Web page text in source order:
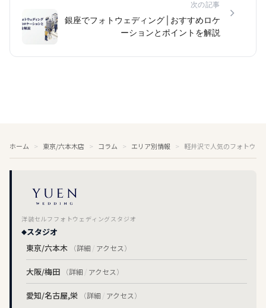
次の記事
銀座でフォトウェディング│おすすめロケ
ーションとポイントを解説
ホーム 東京/六本木店 コラム エリア別情報 軽井沢で人気のフォトウェ
洋装セルフフォトウェディングスタジオ
スタジオ
東京/六本木
（詳細 / アクセス）
大阪/梅田 （詳細 / アクセス）
愛知/名古屋,栄 （詳細 / アクセス）